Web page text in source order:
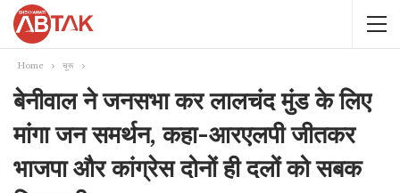
Home चूरू
बेनीवाल ने जनसभा कर लालचंद मुंड के लिए
मांगा जन समर्थन, कहा-आरएलपी जीतकर
भाजपा और कांग्रेस दोनों ही दलों को सबक